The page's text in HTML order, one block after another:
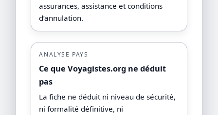
assurances, assistance et conditions
d’annulation.
ANALYSE PAYS
Ce que Voyagistes.org ne déduit
pas
La fiche ne déduit ni niveau de sécurité,
ni formalité définitive, ni